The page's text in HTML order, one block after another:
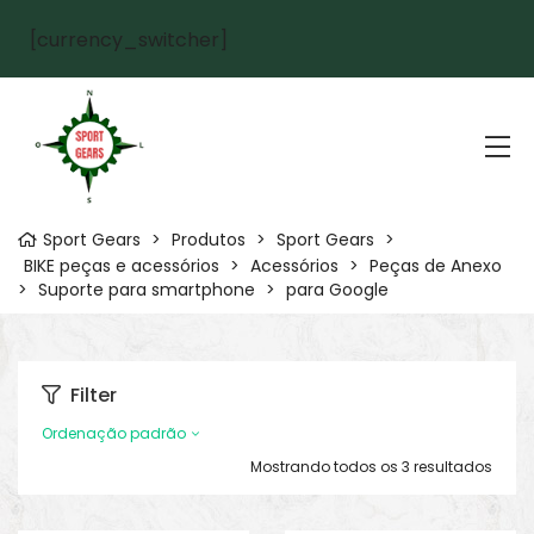
[currency_switcher]
Sport Gears > Produtos > Sport Gears >
BIKE peças e acessórios > Acessórios > Peças de Anexo
> Suporte para smartphone > para Google
Filter
Mostrando todos os 3 resultados
Ordenação padrão